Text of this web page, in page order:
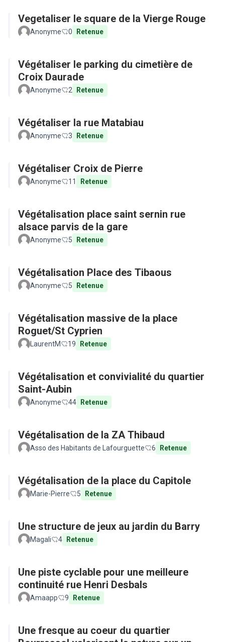
Vegetaliser le square de la Vierge Rouge
Anonyme 0 Retenue
Végétaliser le parking du cimetière de
Croix Daurade
Anonyme 2 Retenue
Végétaliser la rue Matabiau
Anonyme 3 Retenue
Végétaliser Croix de Pierre
Anonyme 11 Retenue
Végétalisation place saint sernin rue
alsace parvis de la gare
Anonyme 5 Retenue
Végétalisation Place des Tibaous
Anonyme 5 Retenue
Végétalisation massive de la place
Roguet/St Cyprien
LaurentM 19 Retenue
Végétalisation et convivialité du quartier
Saint-Aubin
Anonyme 44 Retenue
Végétalisation de la ZA Thibaud
Asso des Habitants de Lafourguette 6 Retenue
Végétalisation de la place du Capitole
Marie-Pierre 5 Retenue
Une structure de jeux au jardin du Barry
Magali 4 Retenue
Une piste cyclable pour une meilleure
continuité rue Henri Desbals
Amaapp 9 Retenue
Une fresque au coeur du quartier